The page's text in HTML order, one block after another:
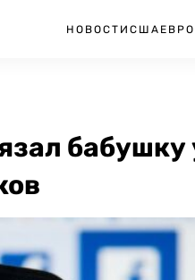
НОВОСТИ США
бабушку